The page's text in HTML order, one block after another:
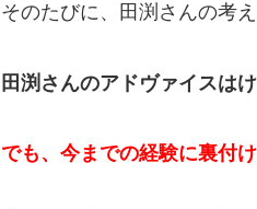
そのたびに、田渕さんの考
田渕さんのアドヴァイスは
でも、今までの経験に裏付